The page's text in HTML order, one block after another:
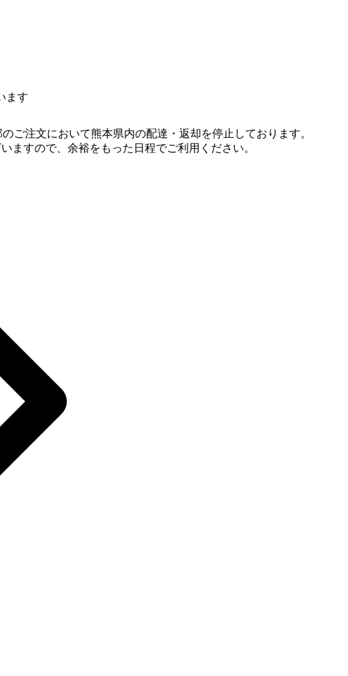
ます
ご注文において熊本県内の配達・返却を停止しております。
ますので、余裕をもった日程でご利用ください。